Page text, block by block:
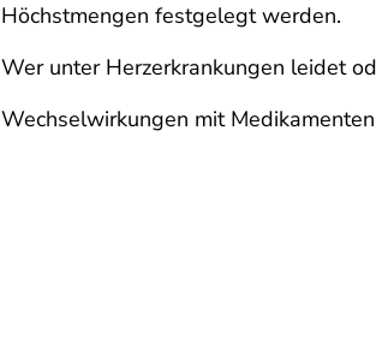
Höchstmengen festgelegt werden.
Wer unter Herzerkrankungen leidet
Wechsel­wirkungen mit